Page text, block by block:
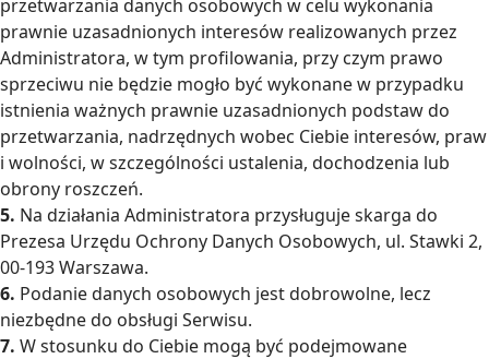
przetwarzania danych osobowych w celu wykonania
prawnie uzasadnionych interesów realizowanych przez
Administratora, w tym profilowania, przy czym prawo
sprzeciwu nie będzie mogło być wykonane w przypadku
istnienia ważnych prawnie uzasadnionych podstaw do
przetwarzania, nadrzędnych wobec Ciebie interesów, praw
i wolności, w szczególności ustalenia, dochodzenia lub
obrony roszczeń.
5. Na działania Administratora przysługuje skarga do
Prezesa Urzędu Ochrony Danych Osobowych, ul. Stawki 2,
00-193 Warszawa.
6. Podanie danych osobowych jest dobrowolne, lecz
niezbędne do obsługi Serwisu.
7. W stosunku do Ciebie mogą być podejmowane